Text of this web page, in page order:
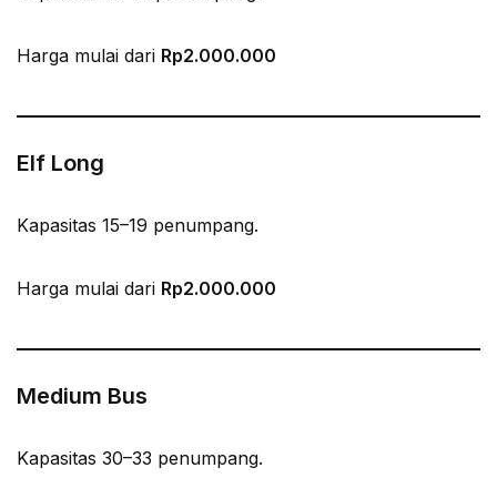
Harga mulai dari Rp2.000.000
Elf Long
Kapasitas 15–19 penumpang.
Harga mulai dari Rp2.000.000
Medium Bus
Kapasitas 30–33 penumpang.